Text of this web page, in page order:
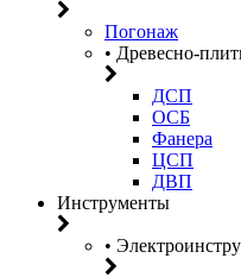
Погонаж
• Древесно-
ДСП
ОСБ
Фанера
ЦСП
ДВП
Инструменты
•